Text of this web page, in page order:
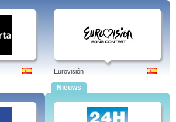
Eurovisión
Nieuws